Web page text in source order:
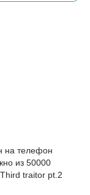
на телефон
из 50000
traitor pt.2